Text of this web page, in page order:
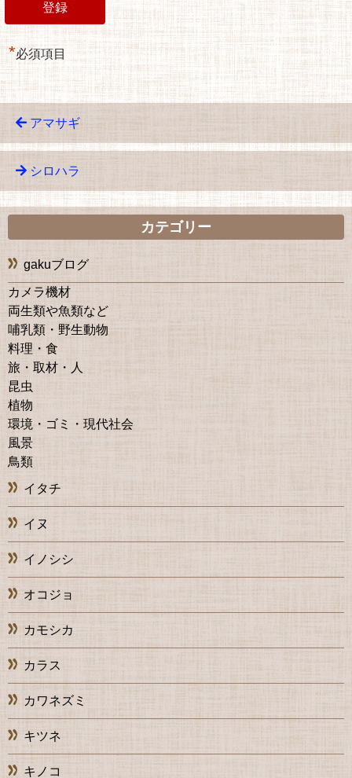
*必須項目
アマサギ
シロハラ
カテゴリー
gakuブログ
カメラ機材
両生類や魚類など
哺乳類・野生動物
料理・食
旅・取材・人
昆虫
植物
環境・ゴミ・現代社会
風景
鳥類
イタチ
イヌ
イノシシ
オコジョ
カモシカ
カラス
カワネズミ
キツネ
キノコ